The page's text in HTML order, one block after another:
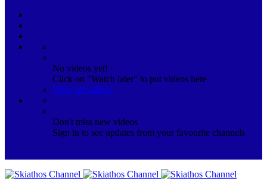
No videos yet!
Click on "Watch later" to put videos here
View all videos
Don't miss new videos
Sign in to see updates from your favourite channels